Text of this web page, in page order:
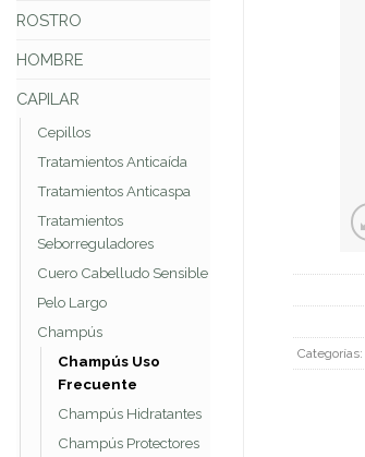
ROSTRO
HOMBRE
CAPILAR
Cepillos
Tratamientos Anticaída
Tratamientos Anticaspa
Tratamientos
Seborreguladores
Cuero Cabelludo Sensible
Pelo Largo
Champús
Champús Uso
Frecuente
Champús Hidratantes
Champús Protectores
Categorías: